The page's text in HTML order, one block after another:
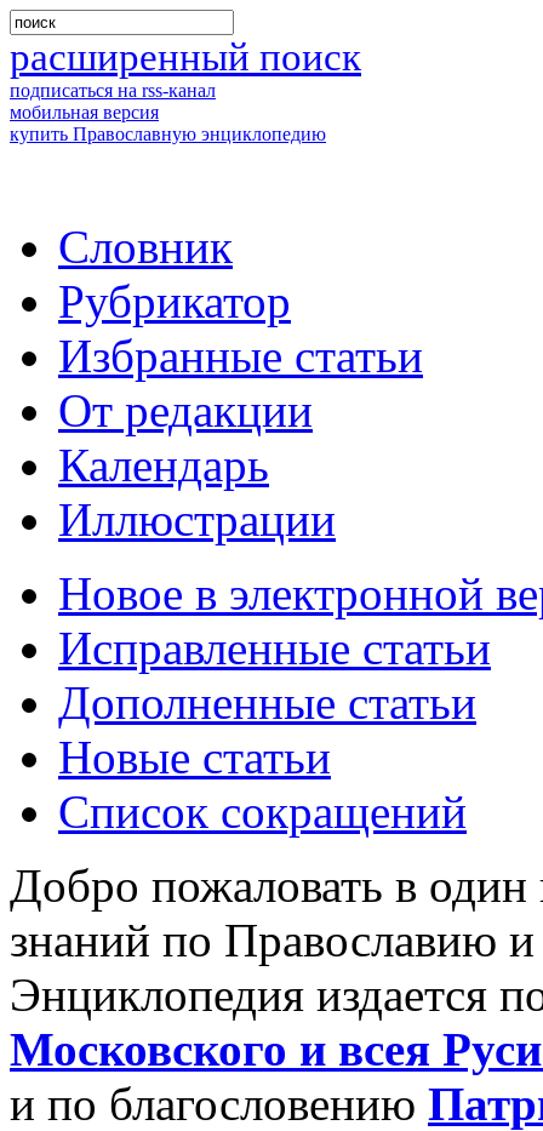
расширенный поиск
подписаться на rss-канал
мобильная версия
купить Православную энциклопедию
Словник
Рубрикатор
Избранные статьи
От редакции
Календарь
Иллюстрации
Новое в электронной
Исправленные статьи
Дополненные статьи
Новые статьи
Список сокращений
Добро пожаловать в
знаний по Православию
Энциклопедия издается
Московского и всея
и по благословению